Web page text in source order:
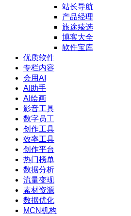
站长导航
产品经理
旅途臻选
博客大全
软件宝库
优质软件
专栏内容
会用AI
AI助手
AI绘画
影音工具
数字员工
创作工具
效率工具
创作平台
热门榜单
数据分析
流量变现
素材资源
数据优化
MCN机构